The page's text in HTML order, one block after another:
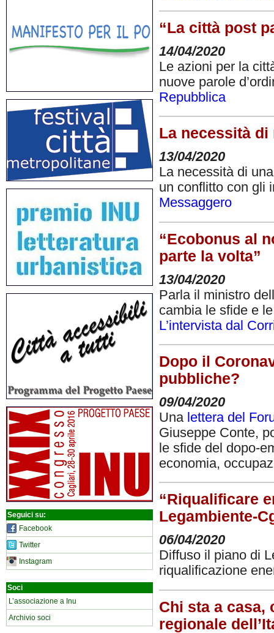
Seguici su:
Facebook
Twitter
Instagram
Soci
L’associazione a Inu
Archivio soci
“La città post
14/04/2020
Le azioni per la
nuove parole
Repubblica
La necessità di
13/04/2020
La necessità di
un conflitto con gli
Messaggero
“Ecobonus al
parte la volta”
13/04/2020
Parla il ministro
cambia le sfide e
L’intervista dal
Dopo il
pubbliche?
09/04/2020
Una lettera del
Giuseppe Conte,
le sfide del dopo-
economia,
“Riqualificare
Legambiente-
06/04/2020
Diffuso il piano di
riqualificazione
Chi sta a casa,
regionale